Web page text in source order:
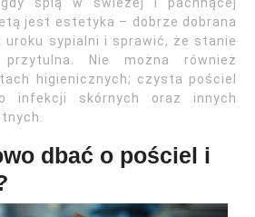
jest estetyka – dobrze dobrana
uroku sypialni i sprawić, że stanie
Nie można również
higienicznych; czysta pościel
infekcji skórnych oraz innych
dbać o pościel i